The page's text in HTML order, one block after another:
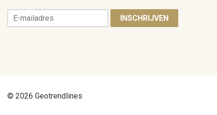
INSCHRIJVEN
© 2026 Geotrendlines